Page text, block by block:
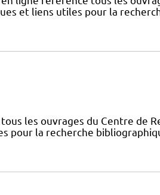
et liens utiles pour la
les ouvrages du Centre de
pour la recherche